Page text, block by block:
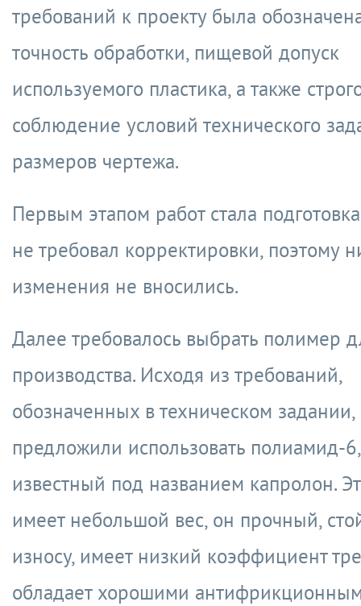
требований к проекту была
точность обработки, пищевой допуск
используемого пластика, а также
соблюдение условий технического
размеров чертежа.
Первым этапом работ стала
не требовал корректировки, поэтому
изменения не вносились.
Далее требовалось выбрать полимер
производства. Исходя из требований,
обозначенных в техническом
предложили использовать полиамид-
известный под названием капролон.
имеет небольшой вес, он прочный,
износу, имеет низкий коэффициент
обладает хорошими